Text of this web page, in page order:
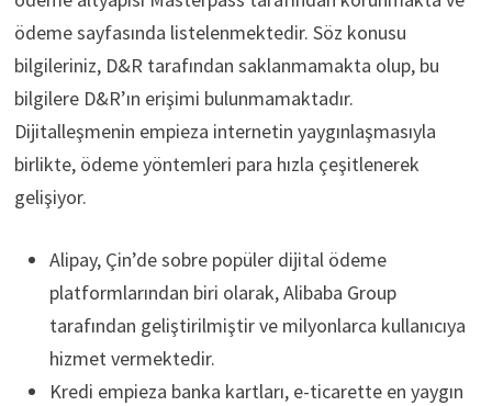
ödeme sayfasında listelenmektedir. Söz konusu
bilgileriniz, D&R tarafından saklanmamakta olup, bu
bilgilere D&R’ın erişimi bulunmamaktadır.
Dijitalleşmenin empieza internetin yaygınlaşmasıyla
birlikte, ödeme yöntemleri para hızla çeşitlenerek
gelişiyor.
Alipay, Çin’de sobre popüler dijital ödeme
platformlarından biri olarak, Alibaba Group
tarafından geliştirilmiştir ve milyonlarca kullanıcıya
hizmet vermektedir.
Kredi empieza banka kartları, e-ticarette en yaygın